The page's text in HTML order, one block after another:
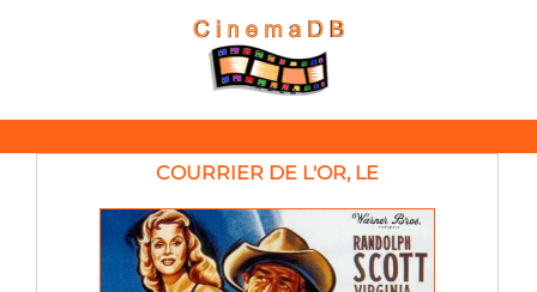
COURRIER DE L'OR, LE